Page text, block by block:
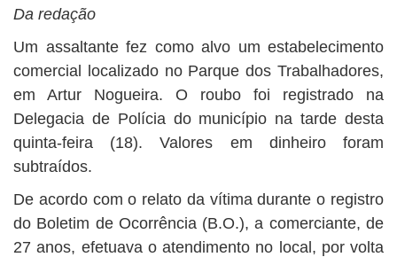
Da redação
Um assaltante fez como alvo um estabelecimento
comercial localizado no Parque dos Trabalhadores,
em Artur Nogueira. O roubo foi registrado na
Delegacia de Polícia do município na tarde desta
quinta-feira (18). Valores em dinheiro foram
subtraídos.
De acordo com o relato da vítima durante o registro
do Boletim de Ocorrência (B.O.), a comerciante, de
27 anos, efetuava o atendimento no local, por volta